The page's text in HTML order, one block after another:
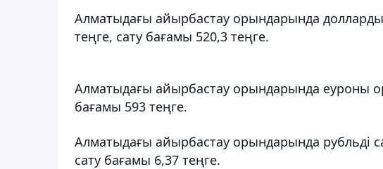
Алматыдағы айырбастау орындарында
теңге, сату бағамы 520,3 теңге.
Алматыдағы айырбастау орындарында еуроны
бағамы 593 теңге.
Алматыдағы айырбастау орындарында рубльді
сату бағамы 6,37 теңге.